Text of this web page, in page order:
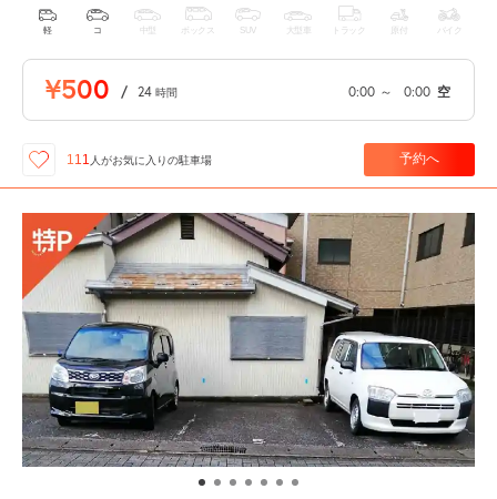
軽 コ 中型 ボックス SUV 大型車 トラック 原付 バイク
¥500 / 24 時間 0:00 ～ 0:00 空
111 人がお気に入りの駐車場 予約へ